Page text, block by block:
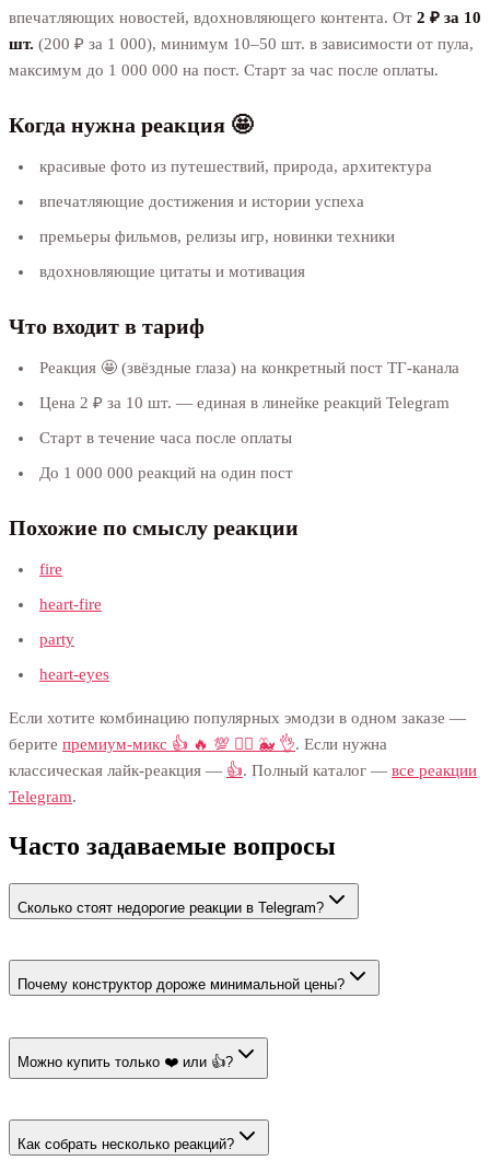
впечатляющих новостей, вдохновляющего контента. От 2 ₽ за 10
шт. (200 ₽ за 1 000), минимум 10–50 шт. в зависимости от пула,
максимум до 1 000 000 на пост. Старт за час после оплаты.
Когда нужна реакция 🤩
красивые фото из путешествий, природа, архитектура
впечатляющие достижения и истории успеха
премьеры фильмов, релизы игр, новинки техники
вдохновляющие цитаты и мотивация
Что входит в тариф
Реакция 🤩 (звёздные глаза) на конкретный пост ТГ-канала
Цена 2 ₽ за 10 шт. — единая в линейке реакций Telegram
Старт в течение часа после оплаты
До 1 000 000 реакций на один пост
Похожие по смыслу реакции
fire
heart-fire
party
heart-eyes
Если хотите комбинацию популярных эмодзи в одном заказе —
берите премиум-микс 👍 🔥 💯 ❤️‍🔥 🐳 👌. Если нужна
классическая лайк-реакция — 👍. Полный каталог — все реакции
Telegram.
Часто задаваемые вопросы
Сколько стоят недорогие реакции в Telegram?
стоит 31 ₽ за 100, сочетание из конструктора — 35 ₽ за 100.
Почему конструктор дороже минимальной цены?
страницы. У конструктора собственная стоимость — 35 ₽ за
100.
Можно купить только ❤️ или 👍?
Смешивать реакции в таком заказе не нужно.
Как собрать несколько реакций?